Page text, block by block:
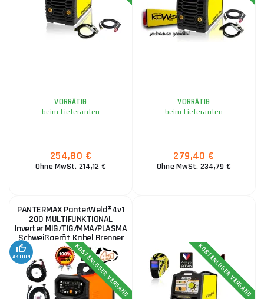
VORRÄTIG
beim Lieferanten
254,80 €
Ohne MwSt. 214,12 €
VORRÄTIG
beim Lieferanten
279,40 €
Ohne MwSt. 234,79 €
PANTERMAX PanterWeld®4v1
200 MULTIFUNKTIONAL
Inverter MIG/TIG/MMA/PLASMA
Schweißgerät Kabel Brenner
Elektrode Rot. V
AKTION KOSTENLOSER VERSAND KOSTENLOSER VERSAND